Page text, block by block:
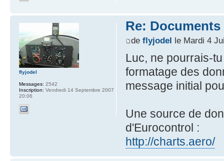
Re:
de flyjodel le Mardi 4
Luc, ne pourrais-
formatage des
message initial
Une source de
d'Eurocontrol :
http://charts.aero/
flyjodel
Messages: 2542
Inscription: Vendredi 14 Septembre 2007
20:06